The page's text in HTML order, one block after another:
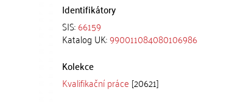
Identifikátory
SIS:66159
Katalog UK:990011084080106986
Kolekce
Kvalifikační práce [20621]